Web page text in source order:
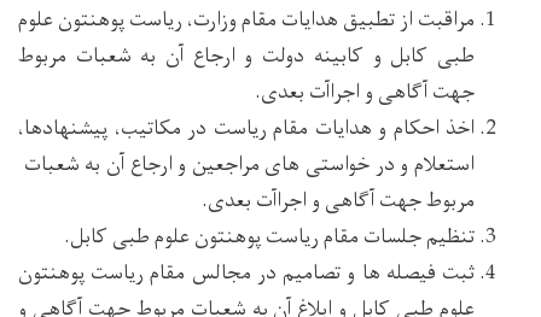
مراقبت از تطبیق هدایات مقام وزارت، ریاست پوهنتون علوم
طبی کابل و کابینه دولت و ارجاع آن به شعبات مربوط
جهت آگاهی و اجراآت بعدی.
اخذ احکام و هدایات مقام ریاست در مکاتیب، پیشنهادها،
استعلام و در خواستی های مراجعین و ارجاع آن به شعبات
مربوط جهت آگاهی و اجراآت بعدی.
تنظیم جلسات مقام ریاست پوهنتون علوم طبی کابل.
ثبت فیصله ها و تصامیم در مجالس مقام ریاست پوهنتون